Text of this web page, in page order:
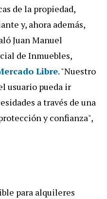
de la propiedad,
y, ahora además,
Juan Manuel
de Inmuebles,
Libre. "Nuestro
usuario pueda ir
a través de una
y confianza",
para alquileres